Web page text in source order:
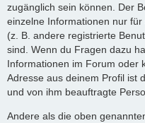
zugänglich sein können. Der
einzelne Informationen nur
(z. B. andere registrierte
sind. Wenn du Fragen dazu
Informationen im Forum oder
Adresse aus deinem Profil ist
und von ihm beauftragte
Andere als die oben